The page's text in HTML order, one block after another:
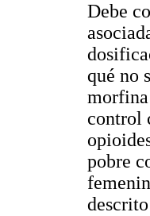
Debe
qué no
morfina
control
pobre